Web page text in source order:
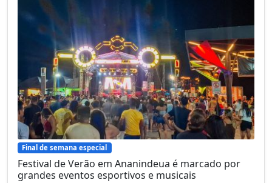
Final de semana especial
Festival de Verão em Ananindeua é marcado por
grandes eventos esportivos e musicais